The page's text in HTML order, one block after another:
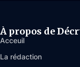
À propos de
Acceuil
La rédaction